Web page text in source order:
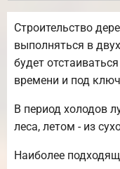
Строительство
выполняться в
будет
времени и под
В период холодов
леса, летом - из
Наиболее